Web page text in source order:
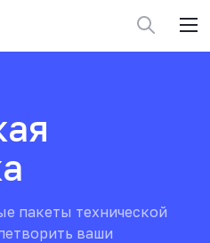
пакеты технической
ваши